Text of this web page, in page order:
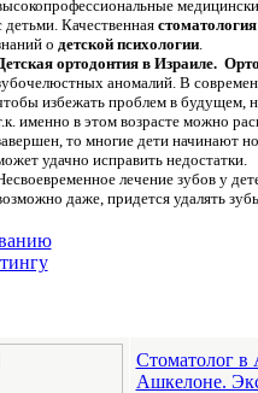
детьми. Качественная
о детской психологии.
ортодонтия в Израиле.
аномалий. В
избежать проблем в будущем,
именно в этом возрасте можно
то многие дети начинают
удачно исправить недостатки.
лечение зубов у
даже, придется удалять
Стоматолог в
Ашкелоне.